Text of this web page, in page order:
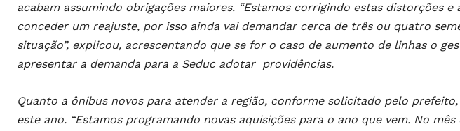
acabam assumindo obrigações maiores. “Estamos corrigindo estas distorções e
conceder um reajuste, por isso ainda vai demandar cerca de três ou quatro
situação”, explicou, acrescentando que se for o caso de aumento de linhas o
apresentar a demanda para a Seduc adotar providências.
Quanto a ônibus novos para atender a região, conforme solicitado pelo
este ano. “Estamos programando novas aquisições para o ano que vem. No